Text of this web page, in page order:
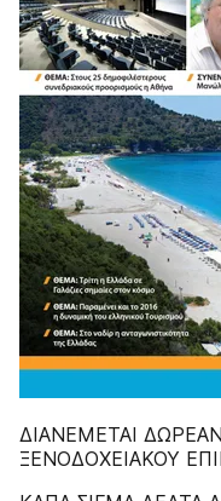
ΔIANEMETAI
ΞENOΔOXEIAKOY